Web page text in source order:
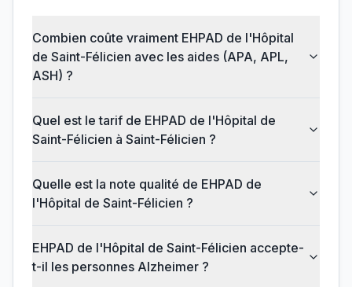
Combien coûte vraiment EHPAD de l'Hôpital
de Saint-Félicien avec les aides (APA, APL,
ASH) ?
Quel est le tarif de EHPAD de l'Hôpital de
Saint-Félicien à Saint-Félicien ?
Quelle est la note qualité de EHPAD de
l'Hôpital de Saint-Félicien ?
EHPAD de l'Hôpital de Saint-Félicien accepte-
t-il les personnes Alzheimer ?